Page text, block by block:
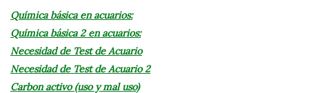
Química básica en acuarios:
Química básica 2 en acuarios:
Necesidad de Test de Acuario
Necesidad de Test de Acuario 2
Carbon activo (uso y mal uso)